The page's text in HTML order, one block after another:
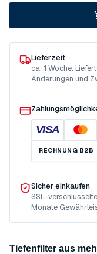
Lieferzeit
ca. 1 Woche.
Änderungen und
VISA
RECHNUNG B2B
Sicher einkaufen
SSL-
Monate
Tiefenfilter aus